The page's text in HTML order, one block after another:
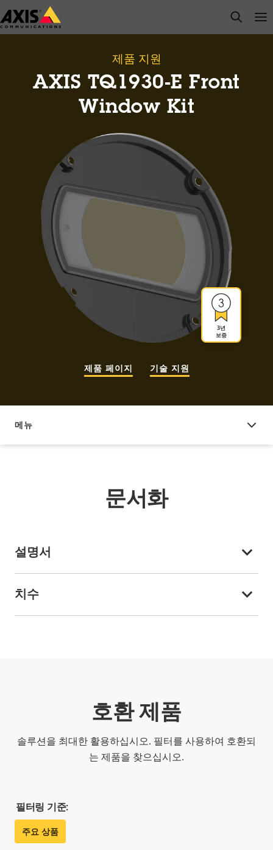
주
요
open
제품 지원
AXIS TQ1930-E Front
Window Kit
3년
보증
제품 페이지 기술 지원
메뉴
문서화
문서화
설명서
치수
호환 제품
솔루션을 최대한 활용하십시오. 필터를 사용하여 호환되
는 제품을 찾으십시오.
필터링 기준:
주요 상품